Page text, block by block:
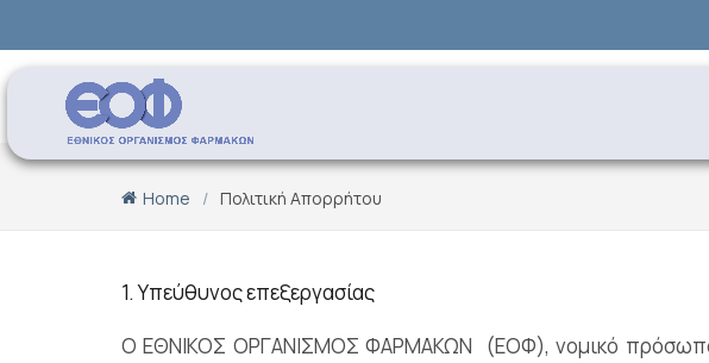
Home Πολιτική Απορρήτου
1. Υπεύθυνος επεξεργασίας
Ο ΕΘΝΙΚΟΣ ΟΡΓΑΝΙΣΜΟΣ ΦΑΡΜΑΚΩΝ (ΕΟΦ), νομικό πρόσωπο